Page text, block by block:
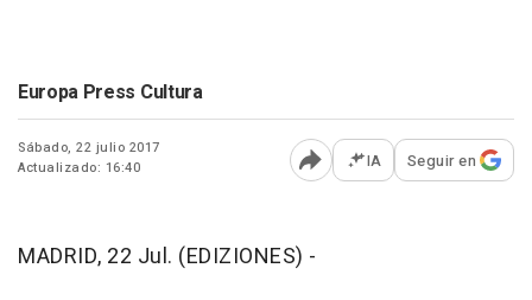
Europa Press Cultura
Sábado, 22 julio 2017
Actualizado: 16:40
Abrir opciones para
IA Seguir en
MADRID, 22 Jul. (EDIZIONES) -